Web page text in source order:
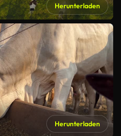
Herunterladen
Herunterladen